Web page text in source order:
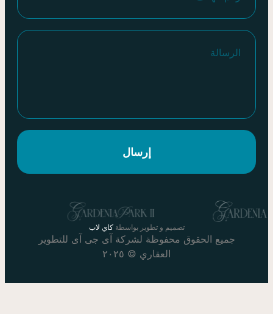
جميع الحقوق محفوظة لشركة آى جى آى للتطوير
العقاري © ٢٠٢٥
تصميم و تطوير بواسطةكاي لاب